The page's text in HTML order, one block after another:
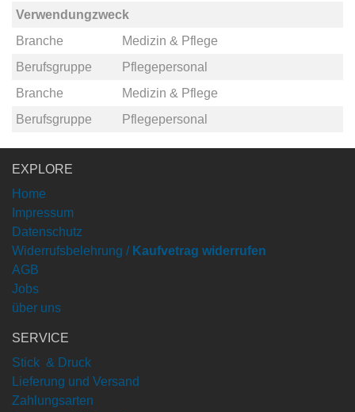
Verwendungzweck
Branche
Medizin & Pflege
Berufsgruppe
Pflegepersonal
Branche
Medizin & Pflege
Berufsgruppe
Pflegepersonal
EXPLORE
Home
Impressum
Datenschutz
Widerrufsbelehrung / Kaufvetrag widerrufen
AGB
Jobs
über uns
SERVICE
Stick & Druck
Lieferung und Versand
Zahlungsarten